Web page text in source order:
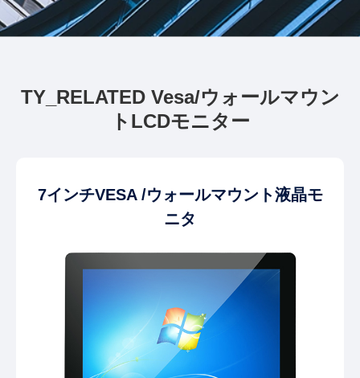
TY_RELATED Vesa/ウォールマウン
トLCDモニター
7インチVESA /ウォールマウント液晶モ
ニタ